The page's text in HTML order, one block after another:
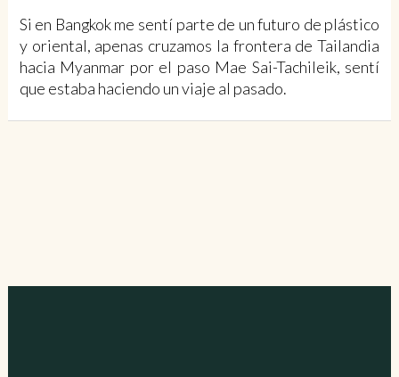
Si en Bangkok me sentí parte de un futuro de plástico
y oriental, apenas cruzamos la frontera de Tailandia
hacia Myanmar por el paso Mae Sai-Tachileik, sentí
que estaba haciendo un viaje al pasado.